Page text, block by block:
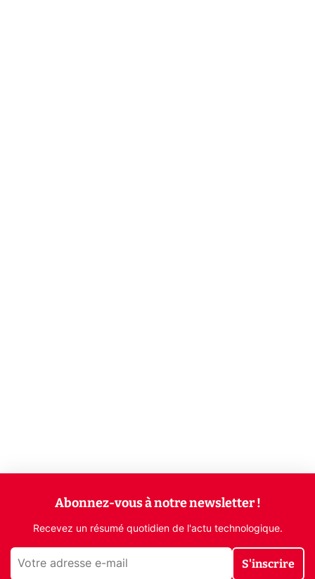
Abonnez-vous à notre newsletter !
Recevez un résumé quotidien de l'actu technologique.
S'inscrire